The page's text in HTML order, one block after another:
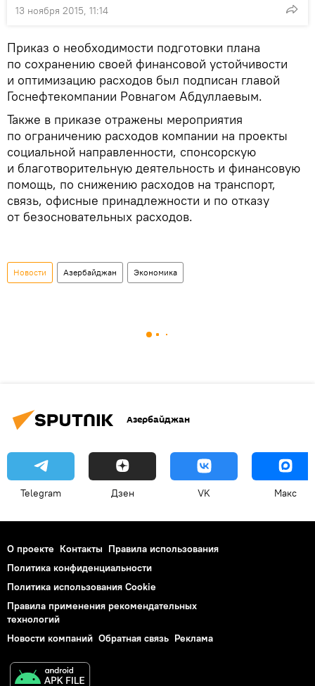
13 ноября 2015, 11:14
Приказ о необходимости подготовки плана
по сохранению своей финансовой устойчивости
и оптимизацию расходов был подписан главой
Госнефтекомпании Ровнагом Абдуллаевым.
Также в приказе отражены мероприятия
по ограничению расходов компании на проекты
социальной направленности, спонсорскую
и благотворительную деятельность и финансовую
помощь, по снижению расходов на транспорт,
связь, офисные принадлежности и по отказу
от безосновательных расходов.
Новости Азербайджан Экономика
Азербайджан
Telegram Дзен VK Макс
О проекте Контакты Правила использования
Политика конфиденциальности
Политика использования Cookie
Правила применения рекомендательных
технологий
Новости компаний Обратная связь Реклама